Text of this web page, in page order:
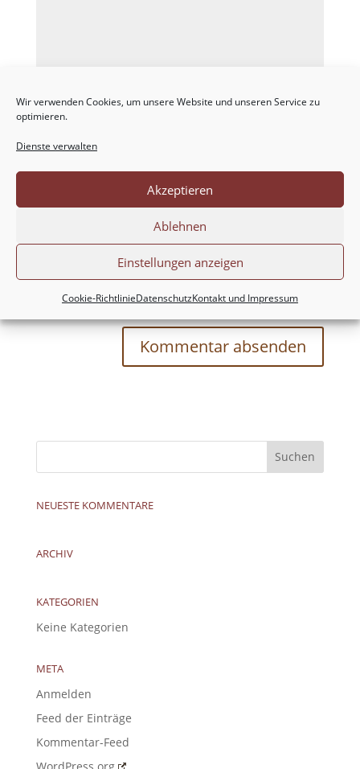
Wir verwenden Cookies, um unsere Website und unseren Service zu
optimieren.
Dienste verwalten
Akzeptieren
Ablehnen
Einstellungen anzeigen
Cookie-RichtlinieDatenschutzKontakt und Impressum
Meinen Namen, meine E-Mail-Adresse und
Kommentierung speichern.
NEUESTE KOMMENTARE
ARCHIV
KATEGORIEN
Keine Kategorien
META
Anmelden
Feed der Einträge
Kommentar-Feed
WordPress.org